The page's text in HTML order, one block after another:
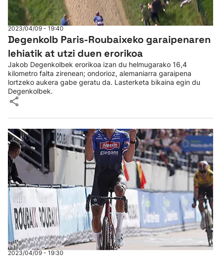
2023/04/09 - 19:40
Degenkolb Paris-Roubaixeko garaipenaren
lehiatik at utzi duen erorikoa
Jakob Degenkolbek erorikoa izan du helmugarako 16,4
kilometro falta zirenean; ondorioz, alemaniarra garaipena
lortzeko aukera gabe geratu da. Lasterketa bikaina egin du
Degenkolbek.
2023/04/09 - 19:30